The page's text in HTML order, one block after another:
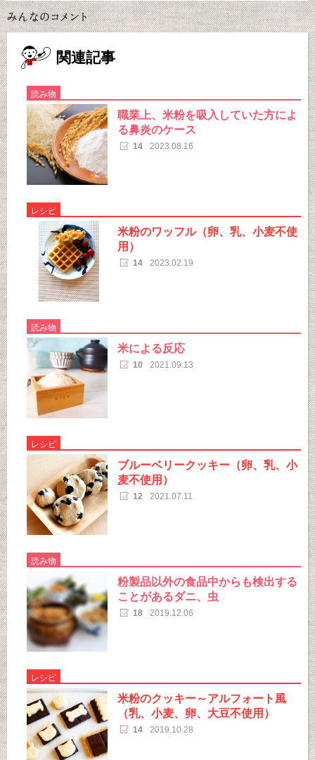
関連記事
読み物
職業上、米粉を吸入していた方によ
る鼻炎のケース
14 2023.08.16
レシピ
米粉のワッフル（卵、乳、小麦不使
用）
14 2023.02.19
読み物
米による反応
10 2021.09.13
レシピ
ブルーベリークッキー（卵、乳、小
麦不使用）
12 2021.07.11
読み物
粉製品以外の食品中からも検出する
ことがあるダニ、虫
18 2019.12.06
レシピ
米粉のクッキー～アルフォート風
（乳、小麦、卵、大豆不使用）
14 2019.10.28